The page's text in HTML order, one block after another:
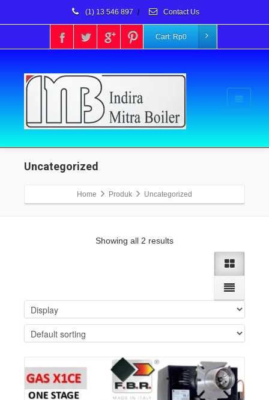
(1) 13 546 897 / Contact Us
Cart: Rp0
Uncategorized
Home Produk Uncategorized
Showing all 2 results
Details